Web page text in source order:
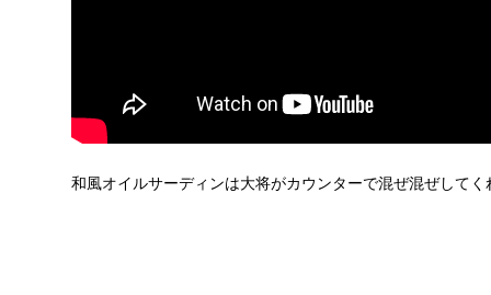
和風オイルサーディンは大将がカウンターで混ぜ混ぜしてく